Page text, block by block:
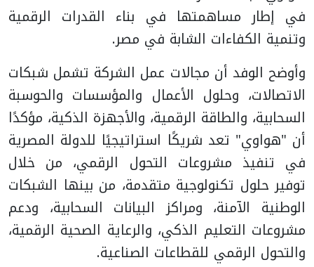
في إطار مساهمتها في بناء القدرات الرقمية
وتنمية الكفاءات الشابة في مصر.
وأوضح الوفد أن مجالات عمل الشركة تشمل شبكات
الاتصالات، وحلول الأعمال والمؤسسات والحوسبة
السحابية، والطاقة الرقمية، والأجهزة الذكية، مؤكدًا
أن "هواوي" تعد شريكًا استراتيجيًا للدولة المصرية
في تنفيذ مشروعات التحول الرقمي، من خلال
توفير حلول تكنولوجية متقدمة، من بينها الشبكات
الوطنية الآمنة، ومراكز البيانات السحابية، ودعم
مشروعات التعليم الذكي، والرعاية الصحية الرقمية،
والتحول الرقمي للقطاعات الصناعية.